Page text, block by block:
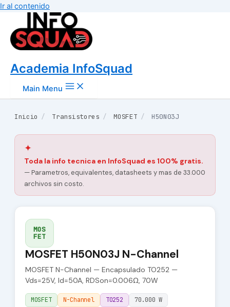
Ir al contenido
Academia InfoSquad
Main Menu
Inicio / Transistores / MOSFET / H50N03J
✦
Toda la info tecnica en InfoSquad es 100% gratis.
— Parametros, equivalentes, datasheets y mas de 33.000
archivos sin costo.
MOS
FET
MOSFET H50N03J N-Channel
MOSFET N-Channel — Encapsulado TO252 —
Vds=25V, Id=50A, RDSon=0.006Ω, 70W
MOSFET N-Channel TO252 70.000 W